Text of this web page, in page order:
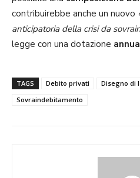
contribuirebbe anche un nuovo
anticipatoria della crisi da
legge con una dotazione
TAGS Debito privati Disegno di
Sovraindebitamento